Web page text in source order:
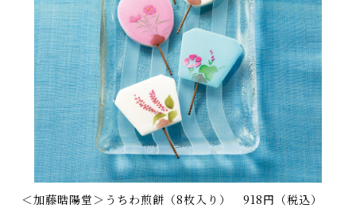
＜加藤晧陽堂＞うちわ煎餅（8枚入り） 918円（税込）